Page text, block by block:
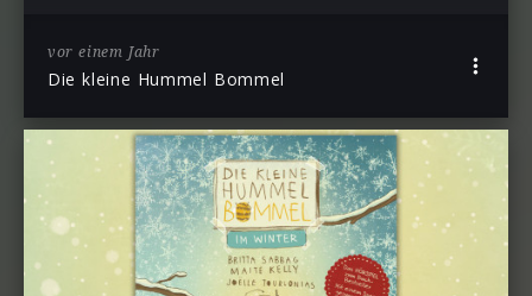
vor einem Jahr
Die kleine Hummel Bommel